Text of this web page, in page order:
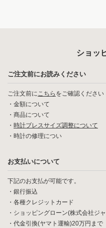
ショッ
ご注文前にお読みください
ご注文前にこちら をご確認ください
・ 金額について
・ 商品について
・ 時計ブレスサイズ調整について
・ 時計の修理につい
お支払いについて
下記のお支払が可能です。
・銀行振込
・各種クレジットカード
・ショッピングローン(株式会社ジ
・代金引換(ヤマト運輸)20万円まで